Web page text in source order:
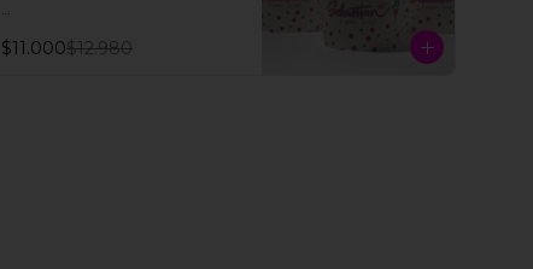
"SORBETTO" son aptos para
$11.000$12.980